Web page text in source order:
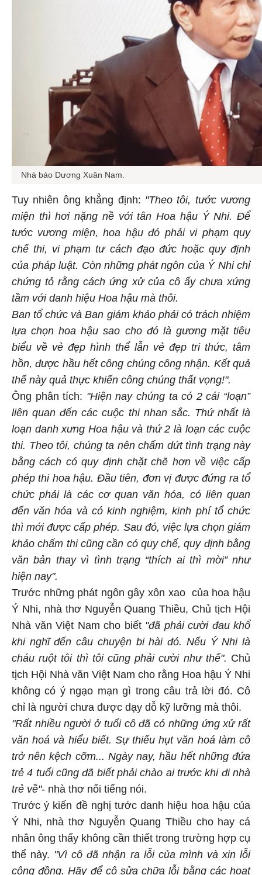
Nhà báo Dương Xuân Nam.
Tuy nhiên ông khẳng định: "Theo tôi, tước vương
miện thì hơi nặng nề với tân Hoa hậu Ý Nhi. Để
tước vương miện, hoa hậu đó phải vi phạm quy
chế thi, vi phạm tư cách đạo đức hoặc quy định
của pháp luật. Còn những phát ngôn của Ý Nhi chỉ
chứng tỏ rằng cách ứng xử của cô ấy chưa xứng
tầm với danh hiệu Hoa hậu mà thôi.
Ban tổ chức và Ban giám khảo phải có trách nhiệm
lựa chọn hoa hậu sao cho đó là gương mặt tiêu
biểu về vẻ đẹp hình thể lẫn vẻ đẹp tri thức, tâm
hồn, được hầu hết công chúng công nhận. Kết quả
thế này quả thực khiến công chúng thất vọng!".
Ông phân tích: "Hiện nay chúng ta có 2 cái “loạn”
liên quan đến các cuộc thi nhan sắc. Thứ nhất là
loạn danh xưng Hoa hậu và thứ 2 là loạn các cuộc
thi. Theo tôi, chúng ta nên chấm dứt tình trạng này
bằng cách có quy định chặt chẽ hơn về việc cấp
phép thi hoa hậu. Đầu tiên, đơn vị được đứng ra tổ
chức phải là các cơ quan văn hóa, có liên quan
đến văn hóa và có kinh nghiệm, kinh phí tổ chức
thì mới được cấp phép. Sau đó, việc lựa chọn giám
khảo chấm thi cũng cần có quy chế, quy định bằng
văn bản thay vì tình trạng “thích ai thì mời” như
hiện nay".
Trước những phát ngôn gây xôn xao của hoa hậu
Ý Nhi, nhà thơ Nguyễn Quang Thiều, Chủ tịch Hội
Nhà văn Việt Nam cho biết"đã phải cười đau khổ
khi nghĩ đến câu chuyện bi hài đó. Nếu Ý Nhi là
cháu ruột tôi thì tôi cũng phải cười như thế". Chủ
tịch Hội Nhà văn Việt Nam cho rằng Hoa hậu Ý Nhi
không có ý ngạo mạn gì trong câu trả lời đó. Cô
chỉ là người chưa được dạy dỗ kỹ lưỡng mà thôi.
"Rất nhiều người ở tuổi cô đã có những ứng xử rất
văn hoá và hiểu biết. Sự thiếu hụt văn hoá làm cô
trở nên kệch cỡm... Ngày nay, hầu hết những đứa
trẻ 4 tuổi cũng đã biết phải chào ai trước khi đi nhà
trẻ về"- nhà thơ nổi tiếng nói.
Trước ý kiến đề nghị tước danh hiệu hoa hậu của
Ý Nhi, nhà thơ Nguyễn Quang Thiều cho hay cá
nhân ông thấy không cần thiết trong trường hợp cụ
thể này. "Vì cô đã nhận ra lỗi của mình và xin lỗi
cộng đồng. Hãy để cô sửa chữa lỗi bằng các hoạt